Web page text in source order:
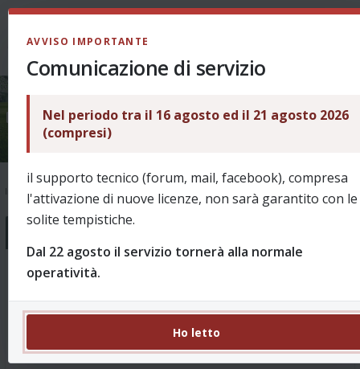
Unofficial stuff
Indice
SubSkin 6.xx
AVVISO IMPORTANTE
Comunicazione di servizio
Nel periodo tra il 16 agosto ed il 21 agosto 2026
(compresi)
il supporto tecnico (forum, mail, facebook), compresa
l'attivazione di nuove licenze, non sarà garantito con le
solite tempistiche.
Dal 22 agosto il servizio tornerà alla normale
operatività.
Ho letto